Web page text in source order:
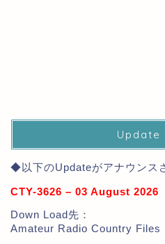
Update
◆以下のUpdateがアナウンス
CTY-3626 – 03 August 2026
Down Load先：
Amateur Radio Country Files